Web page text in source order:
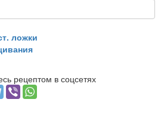
ложки
рецептом в соцсетях